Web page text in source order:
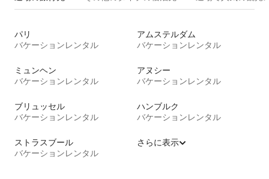
パリ
バケーションレンタル
アムステルダム
バケーションレンタル
ミュンヘン
バケーションレンタル
アヌシー
バケーションレンタル
ブリュッセル
バケーションレンタル
ハンブルク
バケーションレンタル
ストラスブール
バケーションレンタル
さらに表示